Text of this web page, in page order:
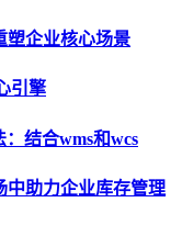
塑企业核心场景
引擎
结合wms和wcs
中助力企业库存管理